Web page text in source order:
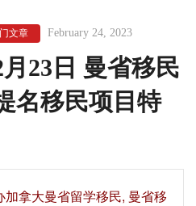
文章 February 24, 2023
月23日 曼省移民
名移民项目特
加拿大曼省留学移民, 曼省移